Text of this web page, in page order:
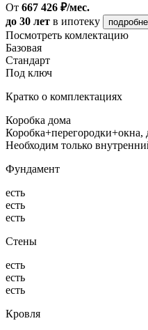
От 667 426 ₽/мес.
до 30 лет в ипотеку
Посмотреть комлектацию
Базовая
Стандарт
Под ключ
Кратко о комплектациях
Коробка дома
Коробка+перегородки+окна,
Необходим только
Фундамент
есть
есть
есть
Стены
есть
есть
есть
Кровля